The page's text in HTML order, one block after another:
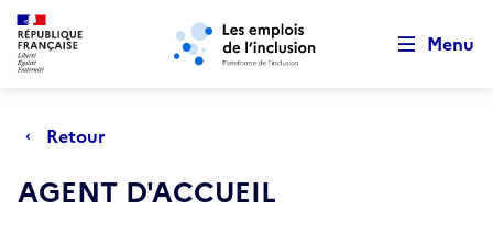
Aller au menu principal Aller au contenu principal
Menu
Retour
AGENT D'ACCUEIL
Retour au début de la page
Panneau de gestion des cookies